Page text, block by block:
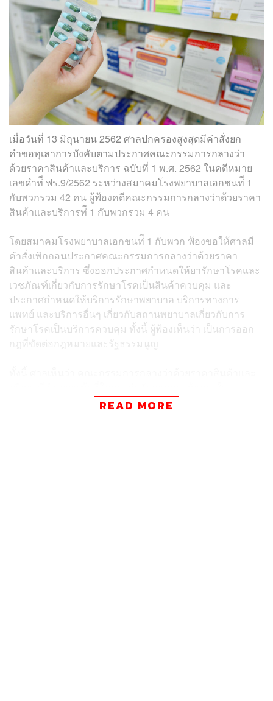
เมื่อวันที่ 13 มิถุนายน 2562 ศาลปกครองสูงสุดมีคำสั่งยก
คำขอทุเลาการบังคับตามประกาศคณะกรรมการกลางว่า
ด้วยราคาสินค้าและบริการ ฉบับที่ 1 พ.ศ. 2562 ในคดีหมาย
เลขดำท่ี ฟร.9/2562 ระหว่างสมาคมโรงพยาบาลเอกชนท่ี 1
กับพวกรวม 42 คน ผู้ฟ้องคดีคณะกรรมการกลางว่าด้วยราคา
สินค้าและบริการท่ี 1 กับพวกรวม 4 คน
โดยสมาคมโรงพยาบาลเอกชนท่ี 1 กับพวก ฟ้องขอให้ศาลมี
คำสั่งเพิกถอนประกาศคณะกรรมการกลางว่าด้วยราคา
สินค้าและบริการ ซึ่งออกประกาศกำหนดให้ยารักษาโรคและ
เวชภัณฑ์เกี่ยวกับการรักษาโรคเป็นสินค้าควบคุม และ
ประกาศกำหนดให้บริการรักษาพยาบาล บริการทางการ
แพทย์ และบริการอื่นๆ เกี่ยวกับสถานพยาบาลเกี่ยวกับการ
รักษาโรคเป็นบริการควบคุม ทั้งนี้ ผู้ฟ้องเห็นว่า เป็นการออก
กฎที่ขัดต่อกฎหมายและรัฐธรรมนูญ
ประเทศ จึงกำหนดแนวทางหรือมาตรการในการแก้ไขปัญหา
หรือบรรเทาความเดือดร้อนของผู้บริโภค เพื่อแก้ปัญหาราคา
READ MORE